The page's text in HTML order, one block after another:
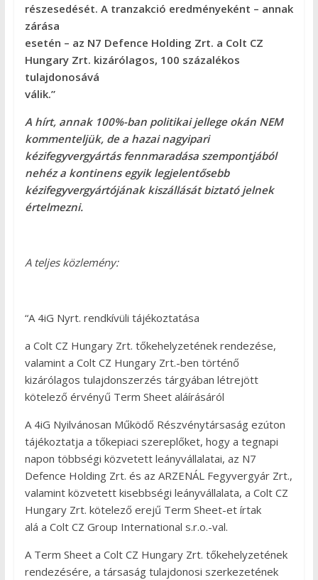
részesedését. A tranzakció eredményeként – annak
zárása
esetén – az N7 Defence Holding Zrt. a Colt CZ
Hungary Zrt. kizárólagos, 100 százalékos
tulajdonosává
válik.”
A hírt, annak 100%-ban politikai jellege okán NEM
kommenteljük, de a hazai nagyipari
kézifegyvergyártás fennmaradása szempontjából
nehéz a kontinens egyik legjelentősebb
kézifegyvergyártójának kiszállását biztató jelnek
értelmezni.
A teljes közlemény:
“A 4iG Nyrt. rendkívüli tájékoztatása
a Colt CZ Hungary Zrt. tőkehelyzetének rendezése,
valamint a Colt CZ Hungary Zrt.-ben történő
kizárólagos tulajdonszerzés tárgyában létrejött
kötelező érvényű Term Sheet aláírásáról
A 4iG Nyilvánosan Működő Részvénytársaság ezúton
tájékoztatja a tőkepiaci szereplőket, hogy a tegnapi
napon többségi közvetett leányvállalatai, az N7
Defence Holding Zrt. és az ARZENÁL Fegyvergyár Zrt.,
valamint közvetett kisebbségi leányvállalata, a Colt CZ
Hungary Zrt. kötelező erejű Term Sheet-et írtak
alá a Colt CZ Group International s.r.o.-val.
A Term Sheet a Colt CZ Hungary Zrt. tőkehelyzetének
rendezésére, a társaság tulajdonosi szerkezetének